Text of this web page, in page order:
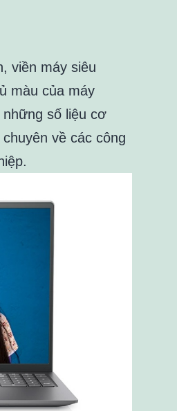
viền máy siêu
màu của máy
số liệu cơ
về các công